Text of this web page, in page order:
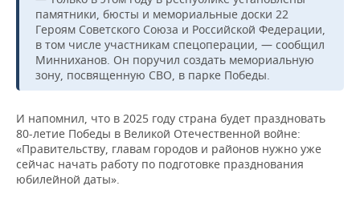
памятники, бюсты и мемориальные доски 22
Героям Советского Союза и Российской Федерации,
в том числе участникам спецоперации, — сообщил
Минниханов. Он поручил создать мемориальную
зону, посвященную СВО, в парке Победы.
И напомнил, что в 2025 году страна будет праздновать
80-летие Победы в Великой Отечественной войне:
«Правительству, главам городов и районов нужно уже
сейчас начать работу по подготовке празднования
юбилейной даты».